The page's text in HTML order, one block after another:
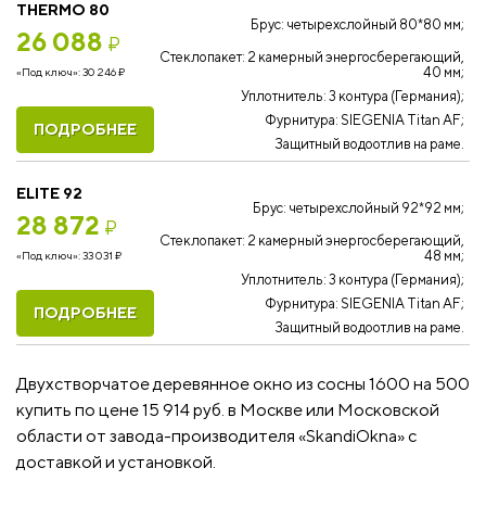
THERMO 80
26 088 ₽
«Под ключ»:30 246₽
Брус: четырехслойный 80*80 мм;
Стеклопакет: 2 камерный энергосберегающий,
40 мм;
Уплотнитель: 3 контура (Германия);
Фурнитура: SIEGENIA Titan AF;
Защитный водоотлив на раме.
ПОДРОБНЕЕ
ELITE 92
28 872 ₽
«Под ключ»:33 031 ₽
Брус: четырехслойный 92*92 мм;
Стеклопакет: 2 камерный энергосберегающий,
48 мм;
Уплотнитель: 3 контура (Германия);
Фурнитура: SIEGENIA Titan AF;
Защитный водоотлив на раме.
ПОДРОБНЕЕ
Двухстворчатое деревянное окно из сосны 1600 на 500
купить по цене 15 914 руб. в Москве или Московской
области от завода-производителя «SkandiOkna» с
доставкой и установкой.